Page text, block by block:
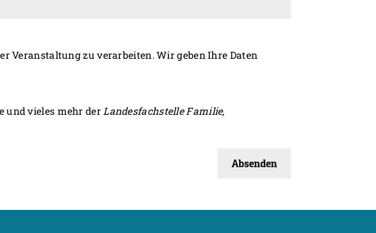
Veranstaltung zu verarbeiten. Wir geben Ihre Daten
und vieles mehr derLandesfachstelle Familie,